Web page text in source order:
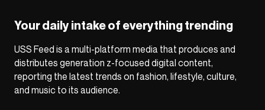
Your daily intake of everything trending
USS Feed is a multi-platform media that produces and
distributes generation z-focused digital content,
reporting the latest trends on fashion, lifestyle, culture,
and music to its audience.